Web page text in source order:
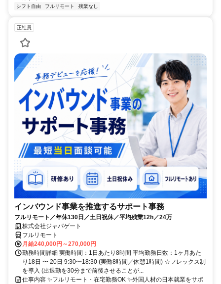
シフト自由 フルリモート 残業なし
正社員
インバウンド事業を推進するサポート事務
フルリモート／年休130日／土日祝休／平均残業12h／24万
株式会社ジャパゲート
フルリモート
月給240,000円～270,000円
勤務時間詳細 実働時間：1日あたり8時間 平均勤務日数：1ヶ月あた
り18日 〜 20日 9:30〜18:30 (実働8時間／休憩1時間) ☆フレックス制
を導入 (出退勤を30分まで前後させることが...
仕事内容 ✨フルリモート・在宅勤務OK ✨外国人材の日本就業をサポ